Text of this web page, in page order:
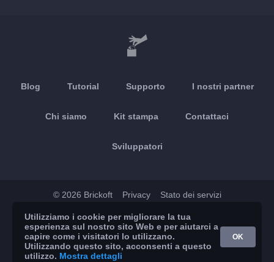
Blog Tutorial Supporto I nostri partner
Chi siamo Kit stampa Contattaci
Sviluppatori
© 2026 Brickoft Privacy Stato dei servizi
App Store Google Play
Utilizziamo i cookie per migliorare la tua
esperienza sul nostro sito Web e per aiutarci a
capire come i visitatori lo utilizzano.
Utilizzando questo sito, acconsenti a questo
utilizzo. Mostra dettagli
OK